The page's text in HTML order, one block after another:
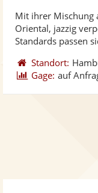
Mit ihrer Mischung
Oriental, jazzig
Standards passen
Standort:
Gage: auf